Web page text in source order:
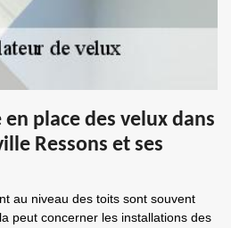
place des velux dans
Ressons et ses
au niveau des toits sont souvent
peut concerner les installations des